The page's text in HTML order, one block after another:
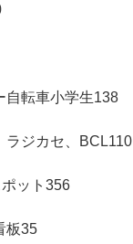
転車小学生138
ジカセ、BCL110
ット 356
板35